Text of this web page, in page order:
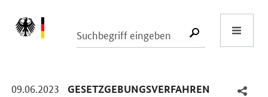
SUCHE
09.06.2023 -
GESETZGEBUNGSVERFAHREN